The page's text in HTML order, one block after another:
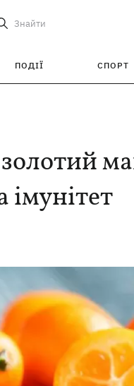
Знайти
ПОДІЇ СПОРТ